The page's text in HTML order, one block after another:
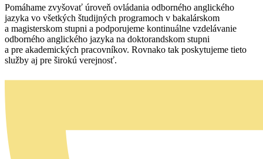
Pomáhame zvyšovať úroveň ovládania odborného anglického
jazyka vo všetkých študijných programoch v bakalárskom
a magisterskom stupni a podporujeme kontinuálne vzdelávanie
odborného anglického jazyka na doktorandskom stupni
a pre akademických pracovníkov. Rovnako tak poskytujeme tieto
služby aj pre širokú verejnosť.